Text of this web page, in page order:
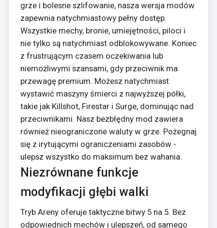
grze i bolesne szlifowanie, nasza wersja modów
zapewnia natychmiastowy pełny dostęp.
Wszystkie mechy, bronie, umiejętności, piloci i
nie tylko są natychmiast odblokowywane. Koniec
z frustrującym czasem oczekiwania lub
niemożliwymi szansami, gdy przeciwnik ma
przewagę premium. Możesz natychmiast
wystawić maszyny śmierci z najwyższej półki,
takie jak Killshot, Firestar i Surge, dominując nad
przeciwnikami. Nasz bezbłędny mod zawiera
również nieograniczone waluty w grze. Pożegnaj
się z irytującymi ograniczeniami zasobów -
ulepsz wszystko do maksimum bez wahania.
Niezrównane funkcje
modyfikacji głębi walki
Tryb Areny oferuje taktyczne bitwy 5 na 5. Bez
odpowiednich mechów i ulepszeń, od samego